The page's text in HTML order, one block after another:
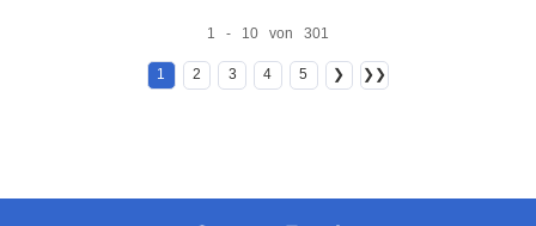
1 - 10 von 301
1 2 3 4 5 ❯ ❯❯